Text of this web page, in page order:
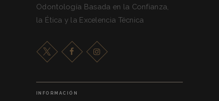
Odontología Basada en la Confianza,
la Ética y la Excelencia Técnica
INFORMACIÓN